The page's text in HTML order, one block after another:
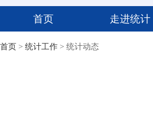
首页 走进统计
首页 > 统计工作 > 统计动态